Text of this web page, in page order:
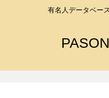
有名人データベー